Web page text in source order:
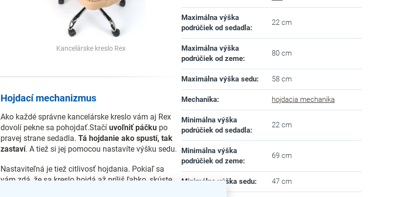
Kancelárske kreslo Rex
Hojdací mechanizmus
Ako každé správne kancelárske kreslo vám aj Rex
dovolí pekne sa pohojdať.Stačíuvoľniť páčku po
pravej strane sedadla.Tá hojdanie ako spustí, tak
zastaví. A tiež si jej pomocou nastavíte výšku sedu.
Nastaviteľná je tiež citlivosť hojdania. Pokiaľ sa
vám zdá, že sa kreslo hojdá až príliš ľahko, skúste
Maximálna výška
podrúčiek od sedadla:
22 cm
Maximálna výška
podrúčiek od zeme:
80 cm
Maximálna výška sedu: 58 cm
Mechanika: hojdacia mechanika
Minimálna výška
podrúčiek od sedadla:
22 cm
Minimálna výška
podrúčiek od zeme:
69 cm
Minimálna výška sedu: 47 cm